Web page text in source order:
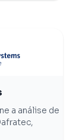
a análise de